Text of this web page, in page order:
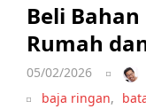
Beli
Rumah
05/02/2026
baja ringan,